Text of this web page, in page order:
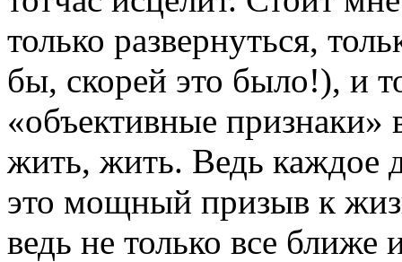
только развернуться,
бы, скорей это было!), и
«объективные признаки»
жить, жить. Ведь каждое
это мощный призыв к
ведь не только все